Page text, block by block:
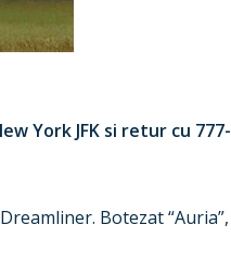
York JFK si retur cu 777-
Botezat “Auria”,